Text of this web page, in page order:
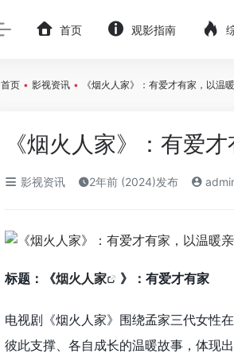
首页 观影指南
首页 • 影视资讯 • 《烟火人家》：有爱才有家，以温
《烟火人家》：有爱
影视资讯 2年前 (2024)发布
标题：《烟火人家 》：有爱才有家
电视剧《烟火人家》围绕孟家三代女性
彼此支撑、各自成长的温暖故事，体现